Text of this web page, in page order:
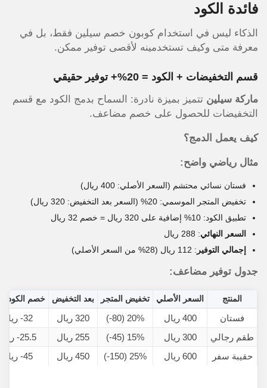
فائدة الكود
الذكاء ليس في استخدام كوبون خصم سيلين فقط، بل في
معرفة متى وكيف تستخدمينه لأقصى توفير ممكن.
قسم التخفيضات + الكود = 20%+ توفير حقيقي
ماركة سيلين تتميز بميزة نادرة: السماح بدمج الكود مع قسم
التخفيضات للحصول على خصم مضاعف.
كيف يعمل الدمج؟
مثال رياضي واضح:
فستان نسائي محتشم (السعر الأصلي: 400 ريال)
تخفيض المتجر الموسمي: 20% (السعر بعد التخفيض: 320 ريال)
تطبيق الكود: 10% إضافية على 320 ريال = خصم 32 ريال
السعر النهائي: 288 ريال
إجمالي التوفير : 112 ريال (28% من السعر الأصلي)
جدول توفير مضاعف:
المنتج السعر الأصلي تخفيض المتجر بعد التخفيض خصم الكود 10%
فستان 400 ريال 20% (80-) 320 ريال
32- ريال
طقم رجالي
300 ريال 15% (45-) 255 ريال
25.5- ريال
حقيبة سفر
600 ريال 25% (150-) 450 ريال 45- ريال